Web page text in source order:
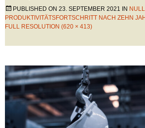
PUBLISHED ON 23. SEPTEMBER 2021 IN NULL
PRODUKTIVITÄTSFORTSCHRITT NACH ZEHN
FULL RESOLUTION (620 × 413)